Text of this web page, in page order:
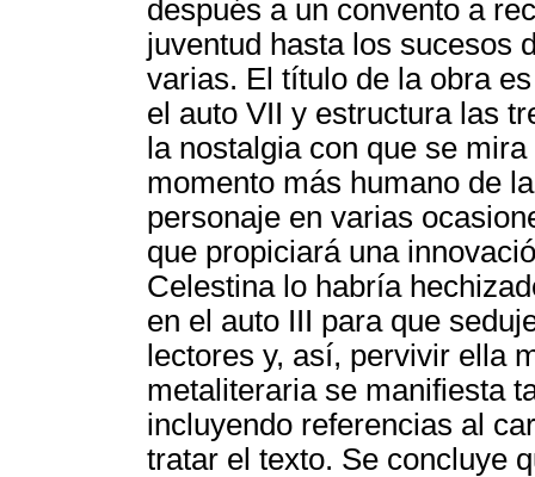
después a un convento a
juventud hasta los sucesos
varias. El título de la obra
el auto VII y estructura las
la nostalgia con que se
momento más humano de
personaje en varias
que propiciará una
Celestina lo habría
en el auto III para que
lectores y, así, pervivir ella
metaliteraria se manifiesta
incluyendo referencias al
tratar el texto. Se concluye